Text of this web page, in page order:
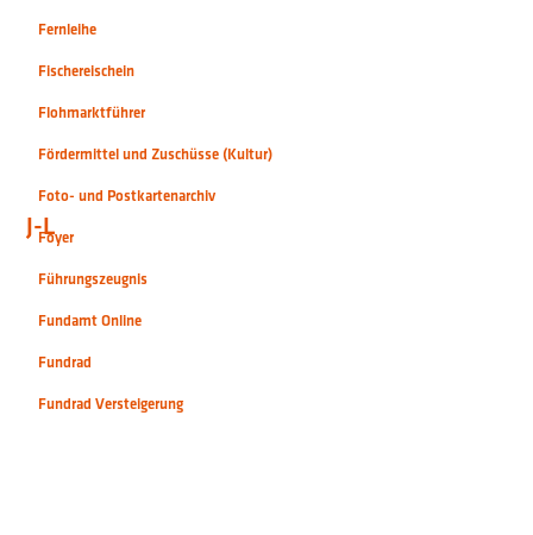
Fernleihe
Fischereischein
Flohmarktführer
Fördermittel und Zuschüsse (Kultur)
Foto- und Postkartenarchiv
Foyer
Führungszeugnis
Fundamt Online
Fundrad
Fundrad Versteigerung
J-L